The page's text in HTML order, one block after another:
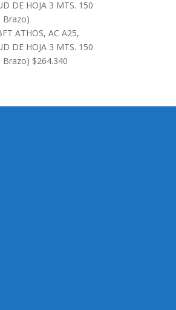
era:
es:
ATHOS, AC A25,
DE HOJA 3 MTS. 150
Brazo) $264.340